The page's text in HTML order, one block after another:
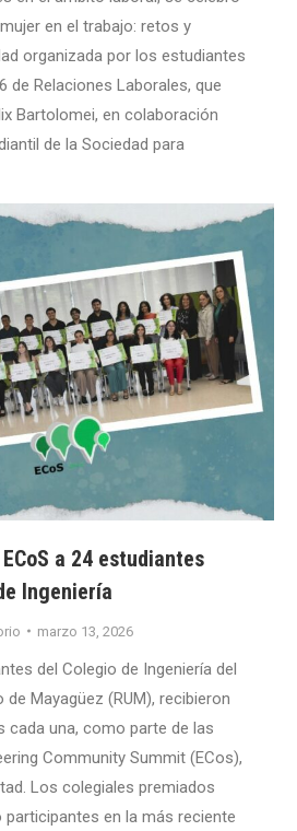
en el trabajo: retos y
organizada por los estudiantes
de Relaciones Laborales, que
Bartolomei, en colaboración
de la Sociedad para
a 24 estudiantes
Ingeniería
marzo 13, 2026
del Colegio de Ingeniería del
Mayagüez (RUM), recibieron
cada una, como parte de las
Community Summit (ECos),
Los colegiales premiados
en la más reciente